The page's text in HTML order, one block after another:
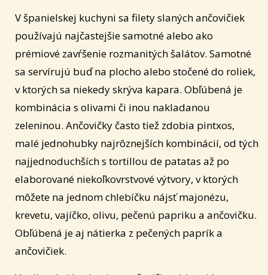
V španielskej kuchyni sa filety slaných ančovičiek
používajú najčastejšie samotné alebo ako
prémiové zavŕšenie rozmanitých šalátov. Samotné
sa servírujú buď na plocho alebo stočené do roliek,
v ktorých sa niekedy skrýva kapara. Obľúbená je
kombinácia s olivami či inou nakladanou
zeleninou. Ančovičky často tiež zdobia pintxos,
malé jednohubky najrôznejších kombinácií, od tých
najjednoduchších s tortillou de patatas až po
elaborované niekoľkovrstvové výtvory, v ktorých
môžete na jednom chlebíčku nájsť majonézu,
krevetu, vajíčko, olivu, pečenú papriku a ančovičku.
Obľúbená je aj nátierka z pečených paprík a
ančovičiek.